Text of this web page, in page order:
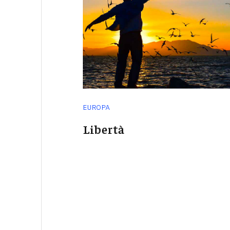
EUROPA
Libertà